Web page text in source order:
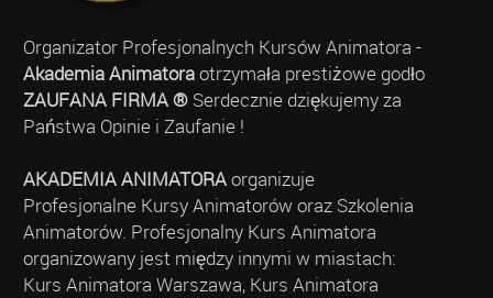
Organizator Profesjonalnych Kursów Animatora -
Akademia Animatoraotrzymała prestiżowe godło
ZAUFANA FIRMA ®Serdecznie dziękujemy za
Państwa Opinie i Zaufanie !
AKADEMIA ANIMATORAorganizuje
Profesjonalne Kursy Animatorów oraz Szkolenia
Animatorów. Profesjonalny Kurs Animatora
organizowany jest między innymi w miastach:
Kurs Animatora Warszawa, Kurs Animatora